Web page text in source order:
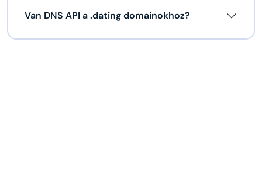
Van DNS API a .dating domainokhoz?